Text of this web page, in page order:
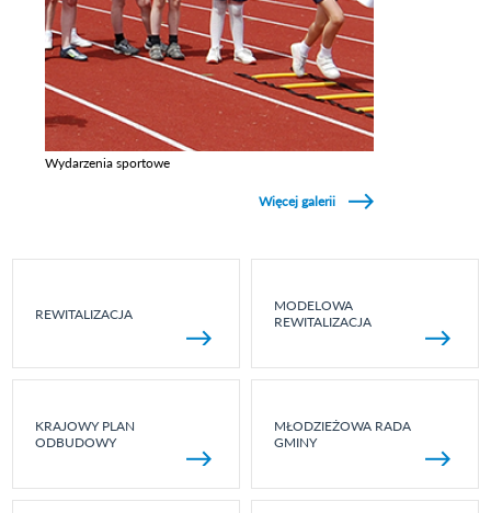
Wydarzenia sportowe
Więcej galerii
REWITALIZACJA
MODELOWA
REWITALIZACJA
KRAJOWY PLAN
ODBUDOWY
MŁODZIEŻOWA RADA
GMINY